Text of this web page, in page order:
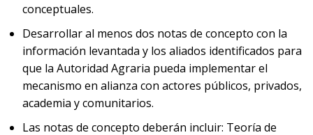
conceptuales.
Desarrollar al menos dos notas de concepto con la
información levantada y los aliados identificados para
que la Autoridad Agraria pueda implementar el
mecanismo en alianza con actores públicos, privados,
academia y comunitarios.
Las notas de concepto deberán incluir: Teoría de